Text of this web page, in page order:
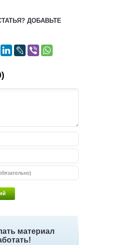
ДОБАВЬТЕ
материал